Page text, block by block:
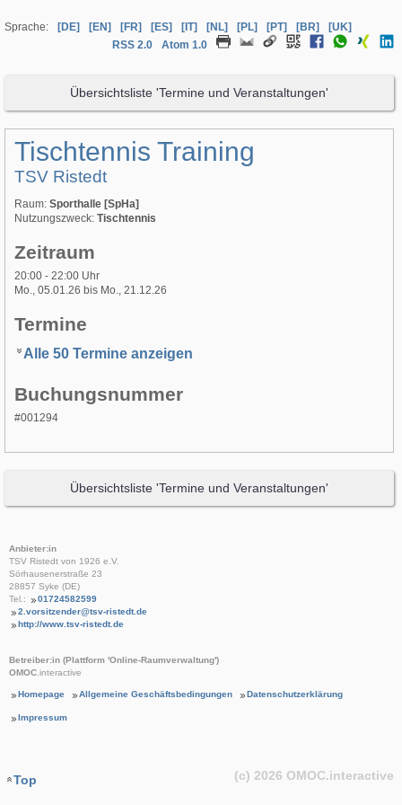
Sprache: [DE] [EN] [FR] [ES] [IT] [NL] [PL] [PT] [BR]
[UK]
RSS 2.0
Atom 1.0
Übersichtsliste 'Termine und Veranstaltungen'
Tischtennis Training
TSV Ristedt
Raum: Sporthalle [SpHa]
Nutzungszweck: Tischtennis
Zeitraum
20:00 - 22:00 Uhr
Mo., 05.01.26 bis Mo., 21.12.26
Termine
Alle 50 Termine anzeigen
Buchungsnummer
#001294
Übersichtsliste 'Termine und Veranstaltungen'
Anbieter:in
TSV Ristedt von 1926 e.V.
Sörhausenerstraße 23
28857 Syke (DE)
Tel.:
01724582599
2.vorsitzender@tsv-ristedt.de
http://www.tsv-ristedt.de
Betreiber:in (Plattform 'Online-Raumverwaltung')
OMOC.interactive
Homepage Allgemeine Geschäftsbedingungen Datenschutzerklärung
Impressum
Top (c) 2026 OMOC.interactive